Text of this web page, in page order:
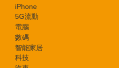
iPhone
5G流動
電腦
數碼
智能家居
科技